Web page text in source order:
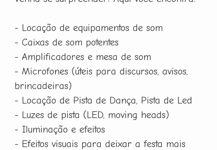
- Locação de equipamentos de som
- Caixas de som potentes
- Amplificadores e mesa de som
- Microfones (úteis para discursos, avisos,
brincadeiras)
- Locação de Pista de Dança, Pista de Led
- Luzes de pista (LED, moving heads)
- Iluminação e efeitos
- Efeitos visuais para deixar a festa mais